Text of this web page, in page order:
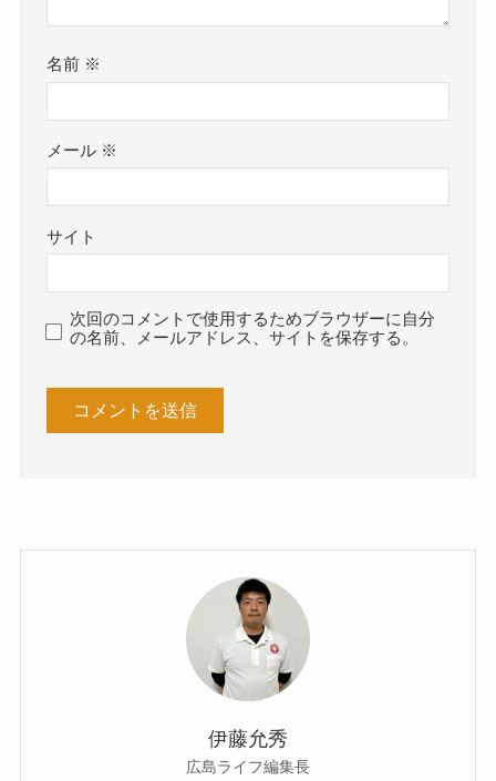
名前 ※
メール ※
サイト
次回のコメントで使用するためブラウザーに自分
の名前、メールアドレス、サイトを保存する。
伊藤允秀
広島ライフ編集長